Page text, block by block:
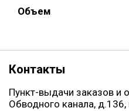
Объем
Контакты
Пункт-выдачи заказов и
Обводного канала, д.136,